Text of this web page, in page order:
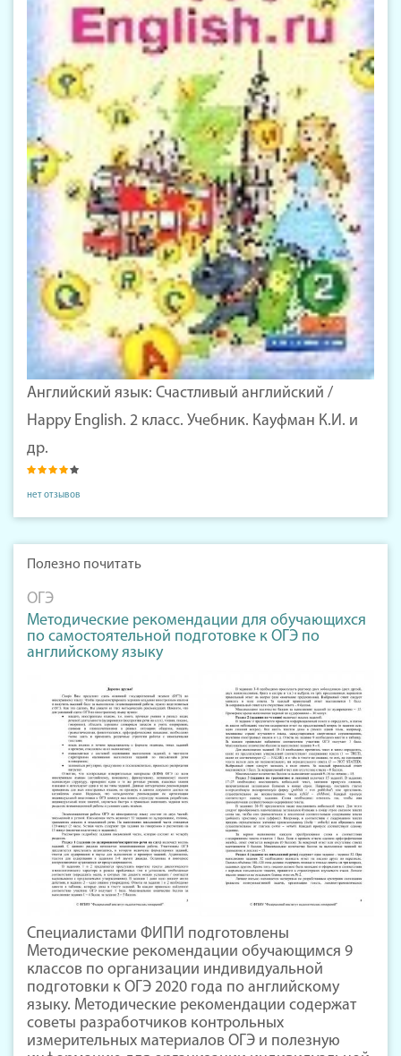
Английский язык: Счастливый английский /
Happy English. 2 класс. Учебник. Кауфман К.И. и
др.
нет отзывов
Полезно почитать
ОГЭ
Методические рекомендации для обучающихся
по самостоятельной подготовке к ОГЭ по
английскому языку
Специалистами ФИПИ подготовлены
Методические рекомендации обучающимся 9
классов по организации индивидуальной
подготовки к ОГЭ 2020 года по английскому
языку. Методические рекомендации содержат
советы разработчиков контрольных
измерительных материалов ОГЭ и полезную